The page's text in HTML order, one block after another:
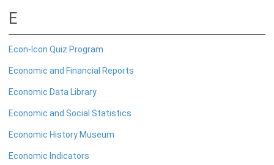
பிரமிட் திட்டங்கள்
சாதனங்கள் மற்றும் நடைமுறைப்படுத்தல்
பொதுநோக்கு
நிதியியல் முறைமை உறுதிபாட்டுக் குழு
நிதியியல் முறைமை மேற்பார்வைச் குழு
E
Econ-Icon Quiz Program
Economic and Financial Reports
Economic Data Library
Economic and Social Statistics
Economic History Museum
Economic Indicators